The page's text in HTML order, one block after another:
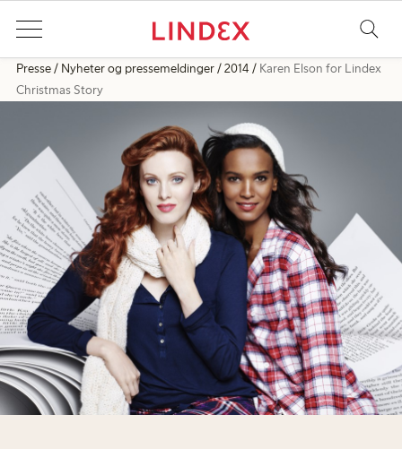
Presse Nyheter og pressemeldinger 2014
Karen Elson for Lindex
Christmas Story